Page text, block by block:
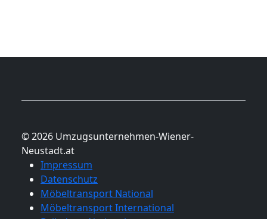
© 2026 Umzugsunternehmen-Wiener-
Neustadt.at
Impressum
Datenschutz
Möbeltransport National
Möbeltransport International